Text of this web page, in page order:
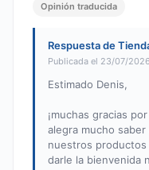
Opinión traducida
Respuesta de
Publicada el 23/07/2026
Estimado Denis,
¡muchas gracias
alegra mucho
nuestros
darle la bienvenida